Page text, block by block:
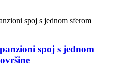
spoj s jednom